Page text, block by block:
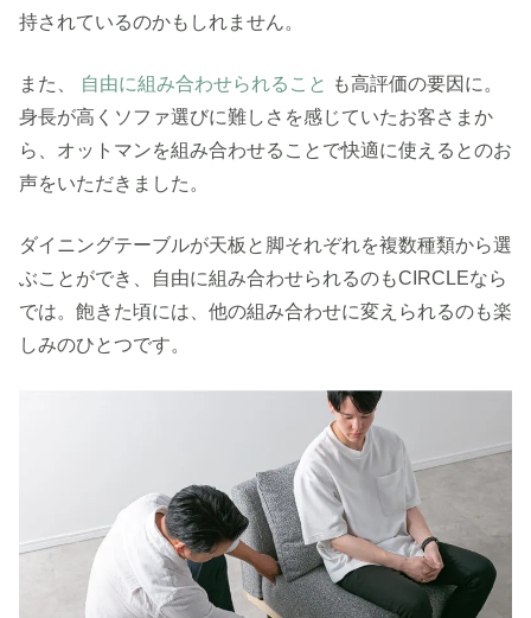
持されているのかもしれません。
また、 自由に組み合わせられること も高評価の要因に。
身長が高くソファ選びに難しさを感じていたお客さまか
ら、オットマンを組み合わせることで快適に使えるとのお
声をいただきました。
ダイニングテーブルが天板と脚それぞれを複数種類から選
ぶことができ、自由に組み合わせられるのもCIRCLEなら
では。飽きた頃には、他の組み合わせに変えられるのも楽
しみのひとつです。